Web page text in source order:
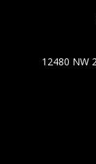
12480 NW